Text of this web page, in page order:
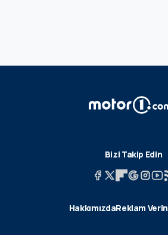
Bizi Takip Edin
HakkımızdaReklam Verin